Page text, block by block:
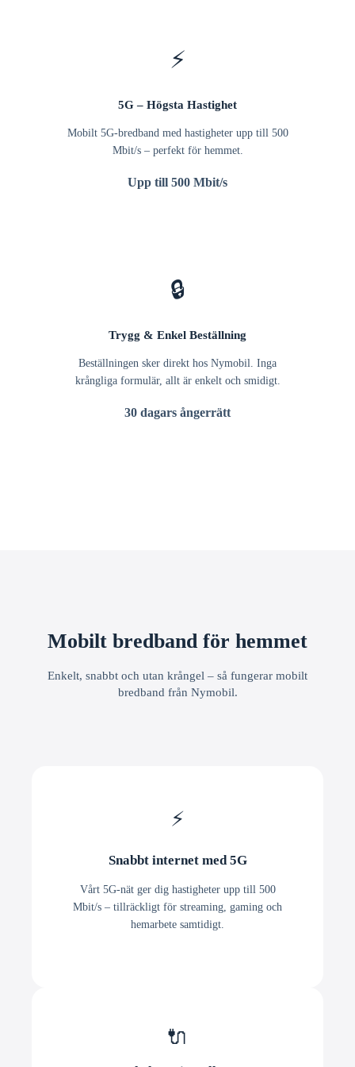
⚡
5G – Högsta Hastighet
Mobilt 5G-bredband med hastigheter upp till 500
Mbit/s – perfekt för hemmet.
Upp till 500 Mbit/s
🔒
Trygg & Enkel Beställning
Beställningen sker direkt hos Nymobil. Inga
krångliga formulär, allt är enkelt och smidigt.
30 dagars ångerrätt
Mobilt bredband för hemmet
Enkelt, snabbt och utan krångel – så fungerar mobilt
bredband från Nymobil.
⚡
Snabbt internet med 5G
Vårt 5G-nät ger dig hastigheter upp till 500
Mbit/s – tillräckligt för streaming, gaming och
hemarbete samtidigt.
🔌